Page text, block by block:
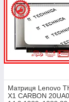
Матриця Lenovo
X1 CARBON